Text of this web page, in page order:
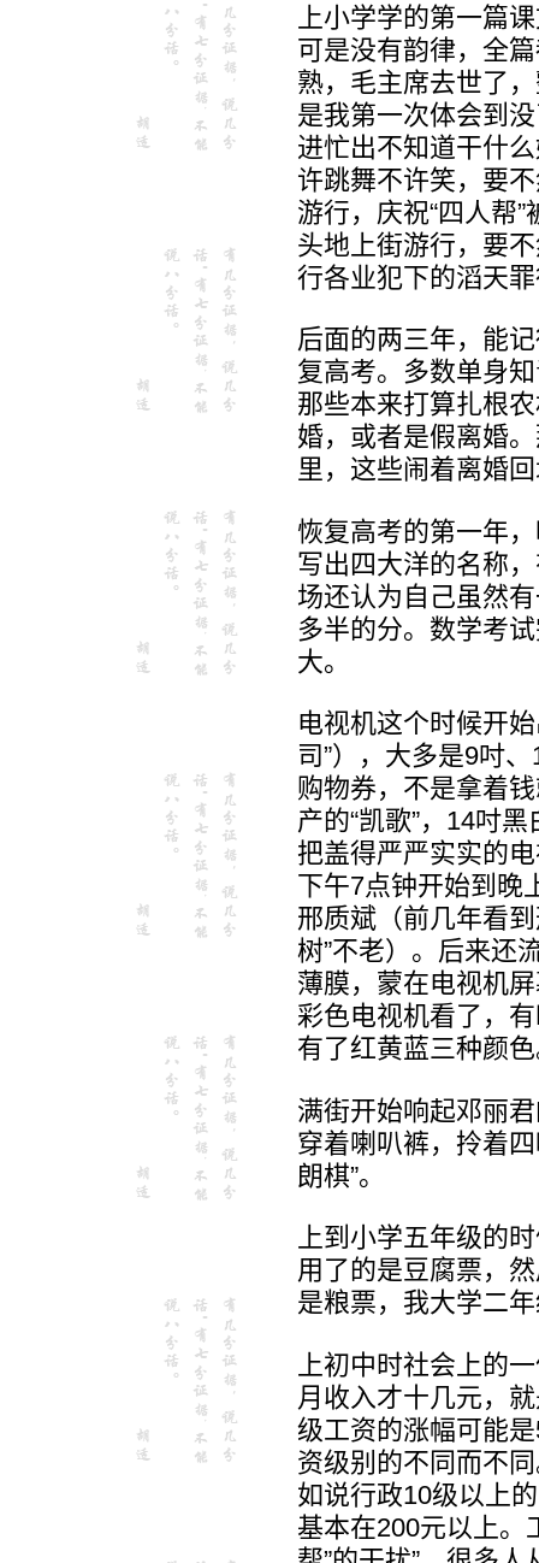
上小学学的第一篇
可是没有韵律，全
熟，毛主席去世了
是我第一次体会到
进忙出不知道干什
许跳舞不许笑，要
游行，庆祝“四人帮
头地上街游行，要
行各业犯下的滔天
后面的两三年，能
复高考。多数单身
那些本来打算扎根
婚，或者是假离婚
里，这些闹着离婚
恢复高考的第一年
写出四大洋的名称
场还认为自己虽然
多半的分。数学考
大。
电视机这个时候开
司”），大多是9吋
购物券，不是拿着
产的“凯歌”，14吋
把盖得严严实实的
下午7点钟开始到晚
邢质斌（前几年看
树”不老）。后来还
薄膜，蒙在电视机
彩色电视机看了，
有了红黄蓝三种颜
满街开始响起邓丽
穿着喇叭裤，拎着
朗棋”。
上到小学五年级的
用了的是豆腐票，
是粮票，我大学二
上初中时社会上的
月收入才十几元，
级工资的涨幅可能
资级别的不同而不
如说行政10级以上
基本在200元以上。